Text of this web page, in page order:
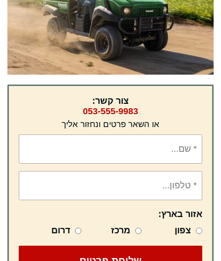
צור קשר:
053-555-9983
או השאר פרטים ונחזור אליך
אזור בארץ:
צפון
מרכז דרום